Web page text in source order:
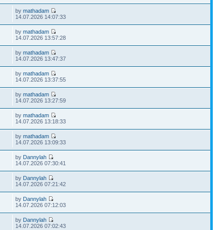
bymathadam
14.07.2026 14:07:33
bymathadam
14.07.2026 13:57:28
bymathadam
14.07.2026 13:47:37
bymathadam
14.07.2026 13:37:55
bymathadam
14.07.2026 13:27:59
bymathadam
14.07.2026 13:18:33
bymathadam
14.07.2026 13:09:33
by Dannylah
14.07.2026 07:30:41
by Dannylah
14.07.2026 07:21:42
by Dannylah
14.07.2026 07:12:03
by Dannylah
14.07.2026 07:02:43